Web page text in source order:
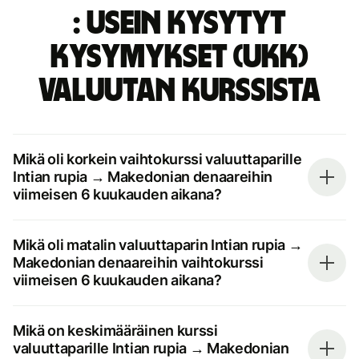
: Usein kysytyt
kysymykset (UKK)
valuutan kurssista
Mikä oli korkein vaihtokurssi valuuttaparille
Intian rupia → Makedonian denaareihin
viimeisen 6 kuukauden aikana?
Mikä oli matalin valuuttaparin Intian rupia →
Makedonian denaareihin vaihtokurssi
viimeisen 6 kuukauden aikana?
Mikä on keskimääräinen kurssi
valuuttaparille Intian rupia → Makedonian